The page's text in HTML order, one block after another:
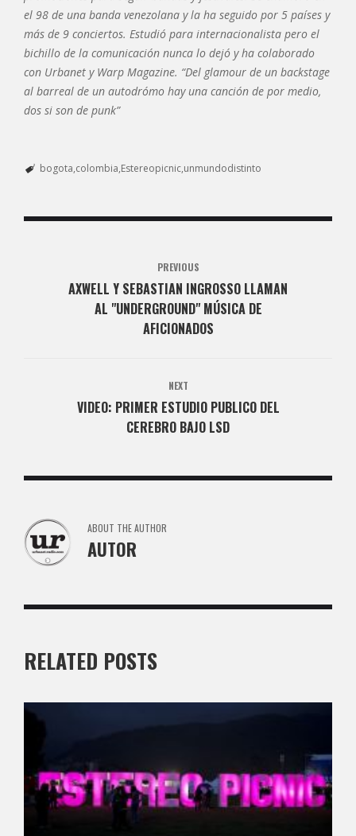
el 98 de una banda venezolana y la ha seguido por 5 países y
más de 9 conciertos. Estudió para internacionalista pero el
bichillo de la comunicación nunca lo dejó y ha colaborado
con Urbanet y Warp Magazine. “Del glamour de un backstage
al barreal de un autodrómo hay una canción de por medio,
dos si son de punk”
bogota colombia Estereopicnic unmundodistinto
PREVIOUS
AXWELL Y SEBASTIAN INGROSSO LLAMAN
AL "UNDERGROUND" MÚSICA DE
AFICIONADOS
NEXT
VIDEO: PRIMER ESTUDIO PUBLICO DEL
CEREBRO BAJO LSD
ABOUT THE AUTHOR
AUTOR
RELATED POSTS